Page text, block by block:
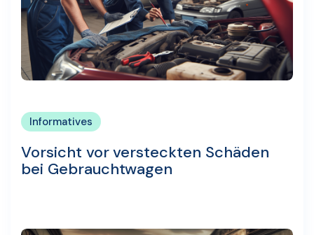
Informatives
Vorsicht vor versteckten Schäden
bei Gebrauchtwagen